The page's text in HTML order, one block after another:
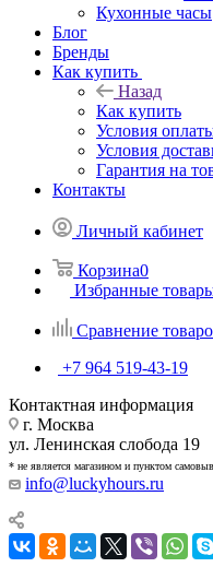
Кухонные часы
Блог
Бренды
Как купить
Назад
Как купить
Условия
Условия
Гарантия на
Контакты
Личный кабинет
Корзина0
Избранные
Сравнение
+7 964 519-43-19
Контактная информация
г. Москва
ул. Ленинская слобода 19
* не является магазином и пунктом
info@luckyhours.ru